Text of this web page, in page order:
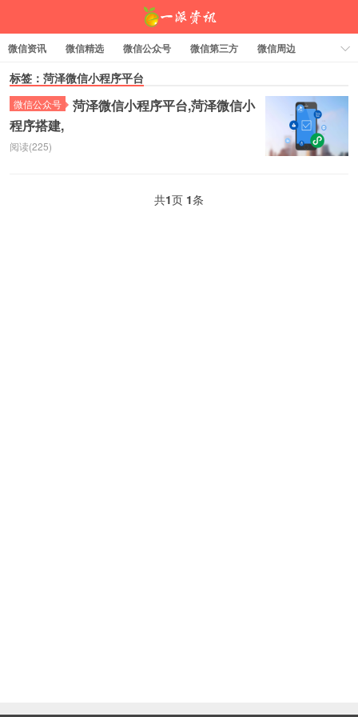
微信资讯 微信精选 微信公众号 微信第三方
微信周边
资料下载
标签云
标签：菏泽微信小程序平台
微信公众号
菏泽微信小程序平台,菏泽微信小
程序搭建,
阅读(225)
共1页 1条